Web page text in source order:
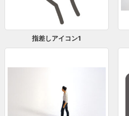
指差しアイコン1